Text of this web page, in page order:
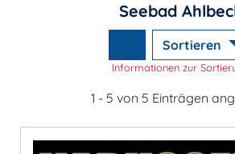
Seebad
Sortieren
Informationen zur
1 - 5 von 5 Einträgen